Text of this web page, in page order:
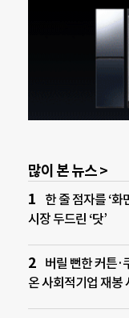
많이 본 뉴스 >
한 줄 점자를 ‘
시장 두드린 ‘닷’
버릴 뻔한 커튼·
온 사회적기업 재봉